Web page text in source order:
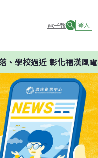
電子報 登入
學校過近 彰化福漢風電